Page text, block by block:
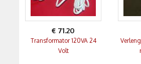
€ 71.20
Transformator 120VA 24
Volt